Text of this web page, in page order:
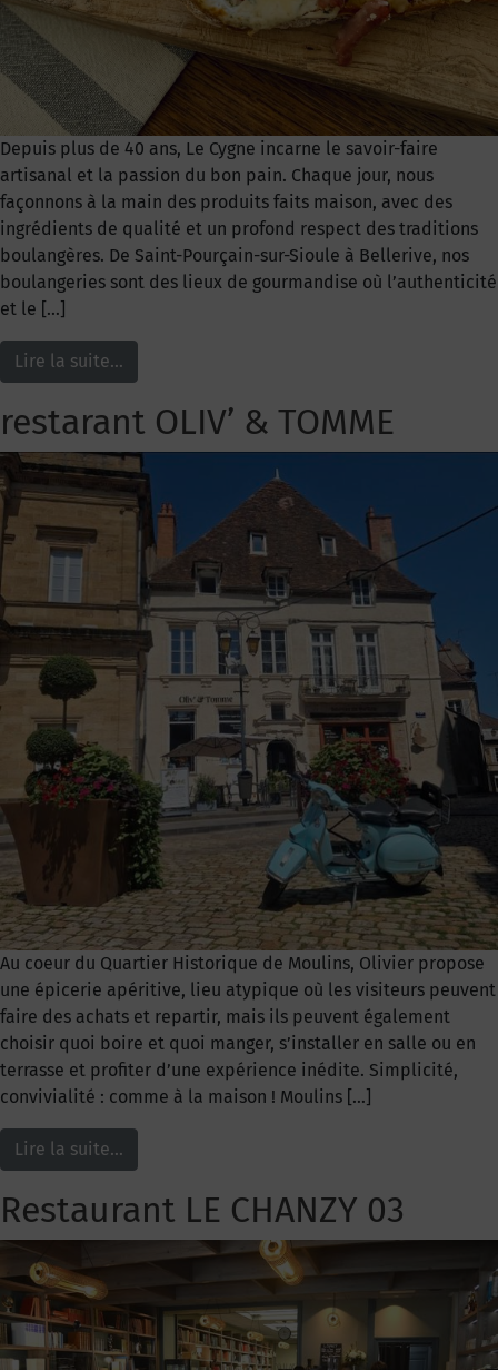
Depuis plus de 40 ans, Le Cygne incarne le savoir-faire
artisanal et la passion du bon pain. Chaque jour, nous
façonnons à la main des produits faits maison, avec des
ingrédients de qualité et un profond respect des traditions
boulangères. De Saint-Pourçain-sur-Sioule à Bellerive, nos
boulangeries sont des lieux de gourmandise où l’authenticité
et le […]
Lire la suite…
restarant OLIV’ & TOMME
Au coeur du Quartier Historique de Moulins, Olivier propose
une épicerie apéritive, lieu atypique où les visiteurs peuvent
faire des achats et repartir, mais ils peuvent également
choisir quoi boire et quoi manger, s’installer en salle ou en
terrasse et profiter d’une expérience inédite. Simplicité,
convivialité : comme à la maison ! Moulins […]
Lire la suite…
Restaurant LE CHANZY 03